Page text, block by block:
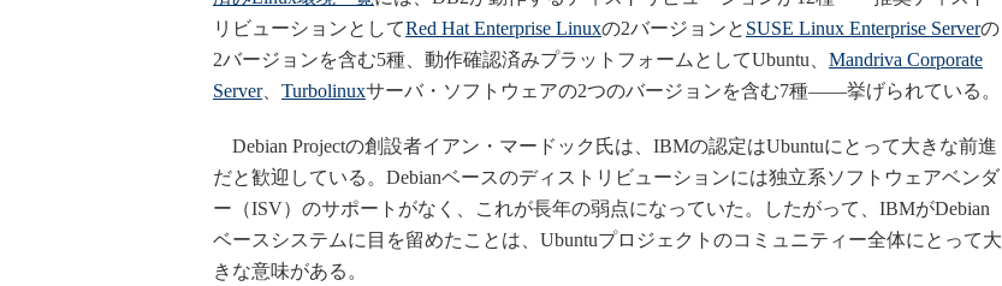
リビューションとしてRed Hat Enterprise Linuxの2バージョンと SUSE Linux Enterprise Serverの
2バージョンを含む5種、動作確認済みプラットフォームとしてUbuntu、 Mandriva Corporate
Server、 Turbolinuxサーバ・ソフトウェアの2つのバージョンを含む7種――挙げられている。
Debian Projectの創設者イアン・マードック氏は、IBMの認定はUbuntuにとって大きな前進
だと歓迎している。Debianベースのディストリビューションには独立系ソフトウェアベンダ
ー（ISV）のサポートがなく、これが長年の弱点になっていた。したがって、IBMがDebian
ベースシステムに目を留めたことは、Ubuntuプロジェクトのコミュニティー全体にとって大
きな意味がある。